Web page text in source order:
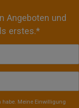
Angeboten und
erstes.*
habe. Meine Einwilligung